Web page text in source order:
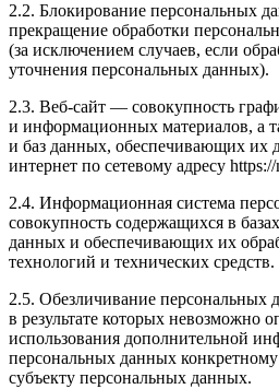
2.2. Блокирование персональных
прекращение обработки
(за исключением случаев, если
уточнения персональных данных).
2.3. Веб-сайт — совокупность
и информационных материалов, а
и баз данных, обеспечивающих их
интернет по сетевому адресу
2.4. Информационная система
совокупность содержащихся в
данных и обеспечивающих их
технологий и технических средств.
2.5. Обезличивание персональных
в результате которых невозможно
использования дополнительной
персональных данных
субъекту персональных данных.